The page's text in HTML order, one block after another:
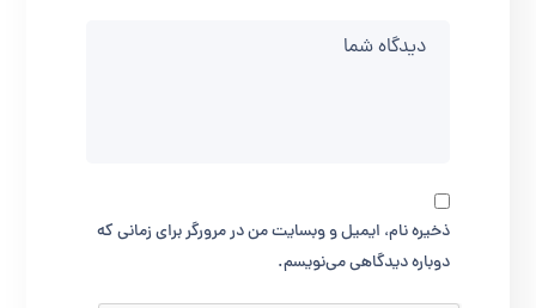
ذخیره نام، ایمیل و وبسایت من در مرورگر برای زمانی که
دوباره دیدگاهی می‌نویسم.